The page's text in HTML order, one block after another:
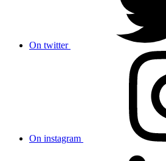
On twitter
On instagram